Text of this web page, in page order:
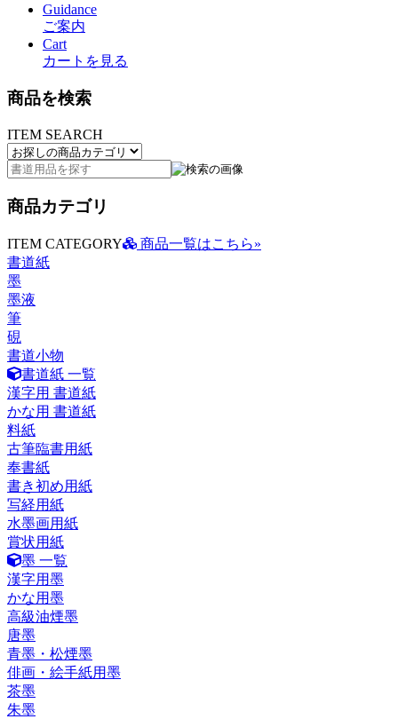
Guidance
ご案内
Cart
カートを見る
商品を検索
ITEM SEARCH
商品カテゴリ
ITEM CATEGORY
商品一覧はこちら»
書道紙
墨
墨液
筆
硯
書道小物
書道紙 一覧
漢字用 書道紙
かな用 書道紙
料紙
古筆臨書用紙
奉書紙
書き初め用紙
写経用紙
水墨画用紙
賞状用紙
墨 一覧
漢字用墨
かな用墨
高級油煙墨
唐墨
青墨・松煙墨
俳画・絵手紙用墨
茶墨
朱墨